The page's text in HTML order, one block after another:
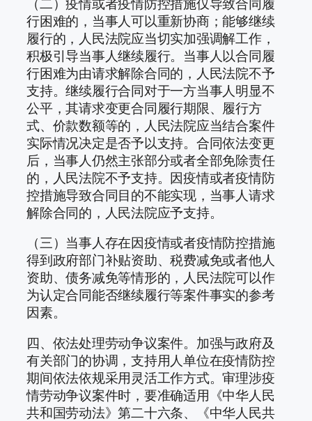
（二）疫情或者疫情防控措施仅导致合同履
行困难的，当事人可以重新协商；能够继续
履行的，人民法院应当切实加强调解工作，
积极引导当事人继续履行。当事人以合同履
行困难为由请求解除合同的，人民法院不予
支持。继续履行合同对于一方当事人明显不
公平，其请求变更合同履行期限、履行方
式、价款数额等的，人民法院应当结合案件
实际情况决定是否予以支持。合同依法变更
后，当事人仍然主张部分或者全部免除责任
的，人民法院不予支持。因疫情或者疫情防
控措施导致合同目的不能实现，当事人请求
解除合同的，人民法院应予支持。
（三）当事人存在因疫情或者疫情防控措施
得到政府部门补贴资助、税费减免或者他人
资助、债务减免等情形的，人民法院可以作
为认定合同能否继续履行等案件事实的参考
因素。
四、依法处理劳动争议案件。加强与政府及
有关部门的协调，支持用人单位在疫情防控
期间依法依规采用灵活工作方式。审理涉疫
情劳动争议案件时，要准确适用《中华人民
共和国劳动法》第二十六条、《中华人民共